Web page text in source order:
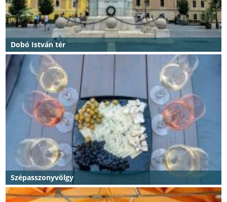
Dobó István tér
Szépasszonyvölgy